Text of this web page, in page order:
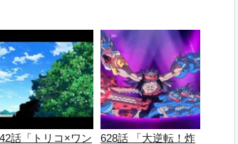
話「トリコ×ワン
628話 「大逆転！炸